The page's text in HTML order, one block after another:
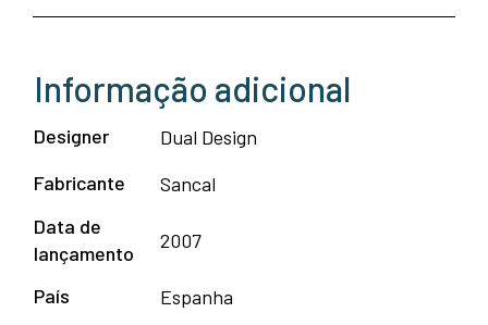
Informação adicional
Designer
Dual Design
Fabricante
Sancal
Data de
lançamento
2007
País
Espanha